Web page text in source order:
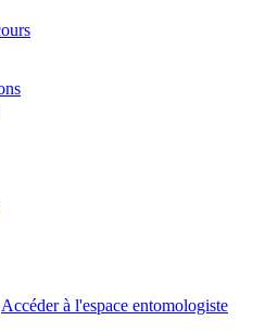
Accéder à l'espace entomologiste